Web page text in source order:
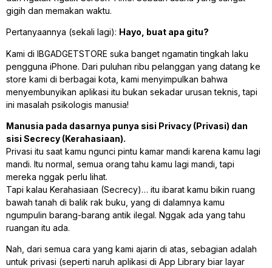
gigih dan memakan waktu.
Pertanyaannya (sekali lagi): Hayo, buat apa gitu?
Kami di IBGADGETSTORE suka banget ngamatin tingkah laku
pengguna iPhone. Dari puluhan ribu pelanggan yang datang ke
store kami di berbagai kota, kami menyimpulkan bahwa
menyembunyikan aplikasi itu bukan sekadar urusan teknis, tapi
ini masalah psikologis manusia!
Manusia pada dasarnya punya sisi Privacy (Privasi) dan
sisi Secrecy (Kerahasiaan).
Privasi itu saat kamu ngunci pintu kamar mandi karena kamu lagi
mandi. Itu normal, semua orang tahu kamu lagi mandi, tapi
mereka nggak perlu lihat.
Tapi kalau Kerahasiaan (Secrecy)… itu ibarat kamu bikin ruang
bawah tanah di balik rak buku, yang di dalamnya kamu
ngumpulin barang-barang antik ilegal. Nggak ada yang tahu
ruangan itu ada.
Nah, dari semua cara yang kami ajarin di atas, sebagian adalah
untuk privasi (seperti naruh aplikasi di App Library biar layar